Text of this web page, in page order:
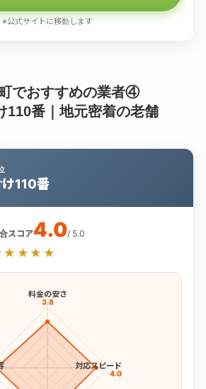
※公式サイトに移動します
でおすすめの業者④
110番｜地元密着の老舗
110番
スコア4.0/ 5.0
料金の安さ
3.8
対応スピード
4.0